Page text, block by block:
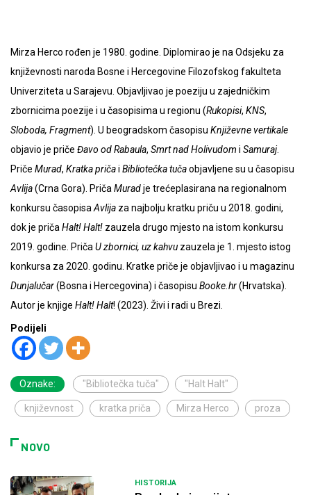
Mirza Herco rođen je 1980. godine. Diplomirao je na Odsjeku za
književnosti naroda Bosne i Hercegovine Filozofskog fakulteta
Univerziteta u Sarajevu. Objavljivao je poeziju u zajedničkim
zbornicima poezije i u časopisima u regionu (Rukopisi, KNS,
Sloboda, Fragment). U beogradskom časopisu Književne vertikale
objavio je priče Đavo od Rabaula, Smrt nad Holivudom i Samuraj
Priče Murad, Kratka pričai Bibliotečka tučaobjavljene su u časopisu
Avlija(Crna Gora). Priča Muradje trećeplasirana na regionalnom
konkursu časopisa Avlija za najbolju kratku priču u 2018. godini,
dok je priča Halt! Halt! zauzela drugo mjesto na istom konkursu
2019. godine. Priča U zbornici, uz kahvu zauzela je 1. mjesto istog
konkursa za 2020. godinu. Kratke priče je objavljivao i u magazinu
Dunjalučar(Bosna i Hercegovina) i časopisu Booke.hr(Hrvatska).
Autor je knjige Halt! Halt! (2023). Živi i radi u Brezi.
Podijeli
Oznake: "Bibliotečka tuča" "Halt Halt"
književnost kratka priča Mirza Herco proza
NOVO
HISTORIJA